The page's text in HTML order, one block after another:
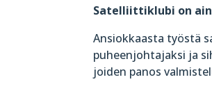
Satelliittiklubi on
Ansiokkaasta työstä
puheenjohtajaksi ja
joiden panos